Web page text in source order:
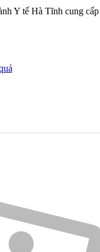
Y tế Hà Tĩnh cung cấp